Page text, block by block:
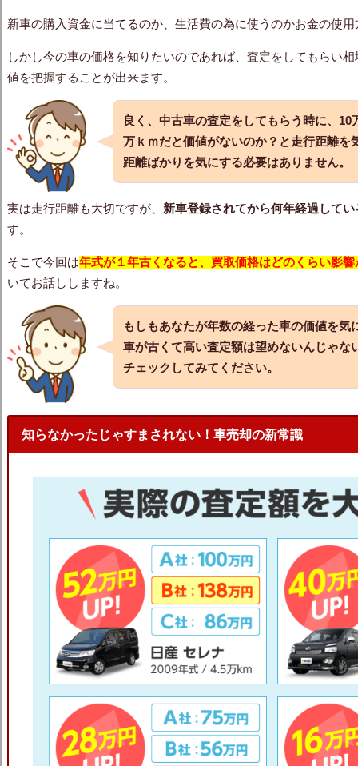
新車の購入資金に当てるのか、生活費の為に使うのかお金の使
しかし今の車の価格を知りたいのであれば、査定をしてもらい
値を把握することが出来ます。
良く、中古車の査定をしてもらう時に、
万ｋｍだと価値がないのか？と走行距離を
距離ばかりを気にする必要はありません。
実は走行距離も大切ですが、 新車登録されてから何年経過して
す。
そこで今回は年式が１年古くなると、買取価格はどのくらい影
いてお話ししますね。
もしもあなたが年数の経った車の価値を気
車が古くて高い査定額は望めないんじゃな
チェックしてみてください。
知らなかったじゃすまされない！車売却の新常識